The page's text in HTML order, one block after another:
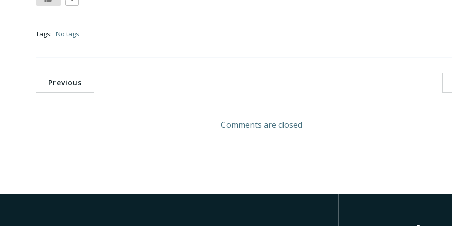
Tags: No tags
Previous
Comments are closed